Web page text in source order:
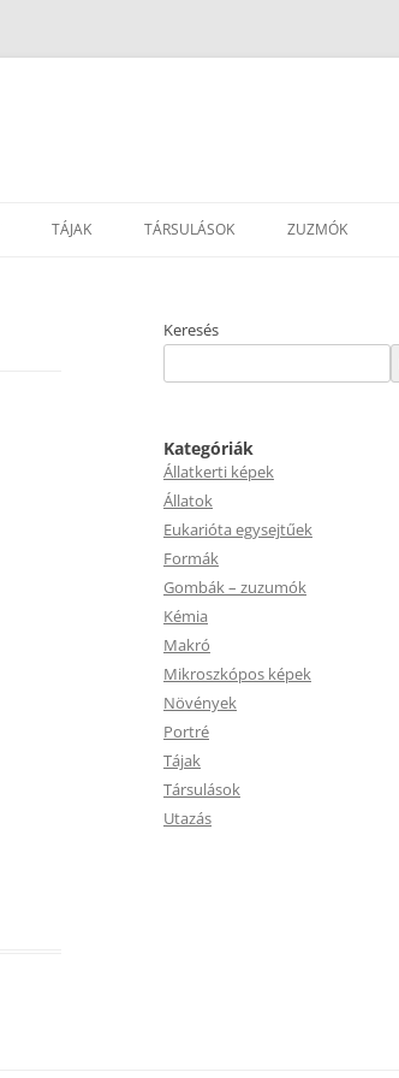
TÁJAK TÁRSULÁSOK ZUZMÓK
Keresés
Kategóriák
Állatkerti képek
Állatok
Eukarióta egysejtűek
Formák
Gombák – zuzumók
Kémia
Makró
Mikroszkópos képek
Növények
Portré
Tájak
Társulások
Utazás